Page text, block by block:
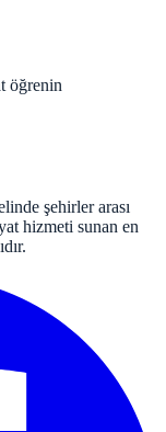
öğrenin
şehirler arası
hizmeti sunan en